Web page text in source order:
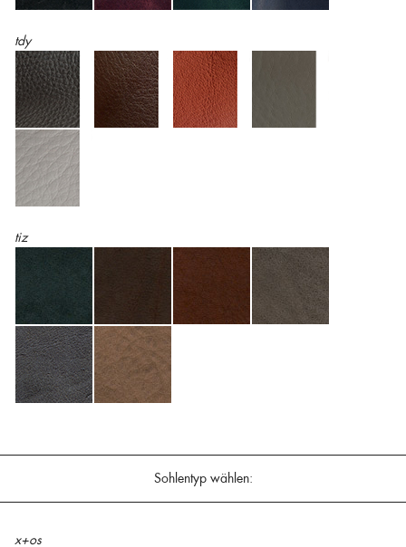
tdy
tiz
Sohlentyp wählen:
x+os